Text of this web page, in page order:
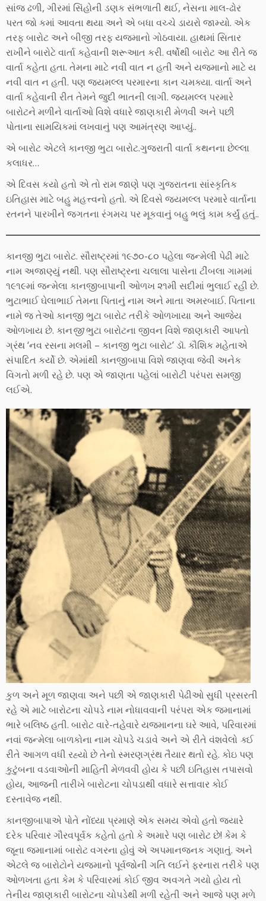
સાંજ ઢળી, ગીરમાં સિંહોની ડણક સંભળાતી થઈ, નેસના માલ-ઢોર
પરત જો કમાં આવતા થયા અને એ બધા વચ્ચે ડાયરો જામ્યો. એક
તરફ બારોટ અને બીજી તરફ યજમાનો ગોઠવાયા. હાથમાં સિતાર
રાખીને બારોટે વાર્તા કહેવાની શરૂઆત કરી. વર્ષોથી બારોટ આ રીતે જ
વાર્તા કહેતા હતા. તેમના માટે નવી વાત ન હતી અને યજમાનો માટે ય
નવી વાત ન હતી. પણ જયમલ્લ પરમારના કાન ચમક્યા. વાર્તા અને
વાર્તા કહેવાની રીત તેમને જુદી ભાતની લાગી. જયમલ્લ પરમારે
બારોટને મળીને વાર્તાઓ વિશે વધારે જાણકારી મેળવી અને પછી
પોતાના સામયિકમાં લખવાનું પણ આમંત્રણ આપ્યું..
એ બારોટ એટલે કાનજી ભુટા બારોટ.ગુજરાતી વાર્તા કથનના છેલ્લા
કલાધર…
એ દિવસ કયો હતો એ તો રામ જાણે પણ ગુજરાતના સાંસ્કૃતિક
ઇતિહાસ માટે બહુ મહત્ત્વનો હતો. એ દિવસે જયમલ્લ પરમારે વાર્તાના
રતનને પારખીને જગતના રંગમચ પર મૂકવાનું બહુ ભલું કામ કર્યું હતું..
કાનજી ભુટા બારોટ. સૌરાષ્ટ્રમાં ૧૯૭૦-૮૦ પહેલા જન્મેલી પેઢી માટે
નામ અજાણ્યું નથી. પણ સૌરાષ્ટ્રના ચલાલા પાસેના ટીંબલા ગામમાં
૧૯૧૯માં જન્મેલા કાનજીબાપાની ઓળખ ૨૧મી સદીમાં ભુલાઈ રહી છે.
ભુટાભાઈ ઘેલાભાઈ તેમના પિતાનું નામ અને માતા અમરબાઈ. પિતાના
નામે જ તેઓ કાનજી ભુટા બારોટ તરીકે ઓળખાયા અને આજેય
ઓળખાય છે. કાનજીભુટા બારોટના જીવન વિશે જાણકારી આપતો
ગ્રંથ ‘નવ રસના મલમી – કાનજી ભુટા બારોટ’ ડૉ. કૌશિક મહેતાએ
સંપાદિત કર્યો છે. એમાંથી કાનજીબાપા વિશે જાણવા જેવી અનેક
વિગતો મળી રહે છે. પણ એ જાણતા પહેલાં બારોટી પરંપરા સમજી
લઈએ.
કુળ અને મૂળ જાણવા અને પછી એ જાણકારી પેઢીઓ સુધી પ્રસરતી
રહે એ માટે બારોટના ચોપડે નામ નોધાવવાની પરંપરા એક જમાનામાં
ભારે બલિષ્ઠ હતી. બારોટ વારે-તહેવારે યજમાનના ઘરે આવે, પરિવારમાં
નવાં જન્મેલા બાળકોના નામ ચોપડે ચડાવે અને એ રીતે વંશવેલો કઈ
રીતે આગળ વધી રહ્યો છે તેનો સ્મરણગ્રંથ તૈયાર થતો રહે. કોઇ પણ
કુટુંબના વડવાઓની માહિતી મેળવવી હોય કે પછી ઇતિહાસ તપાસવો
હોય, આજની તારીખે બારોટના ચોપડાથી વધારે સત્તાવાર કોઈ
દસ્તાવેજ નથી.
કાનજીબાપાએ પોતે નોંધ્યા પ્રમાણે એક સમય એવો હતો જ્યારે
દરેક પરિવાર ગૌરવપૂર્વક કહેતો હતો કે અમારે પણ બારોટ છે! કેમ કે
જૂના જમાનામાં બારોટ વગરના હોવું એ અપમાનજનક ગણાતું. અને
એટલે જ બારોટોને યજમાનો પૂર્વજોની ગતિ લઈને ફરનારા તરીકે પણ
ઓળખતા હતા કેમ કે પરિવારમાં કોઈ જીવ અવગતે ગયો હોય તો
તેનીય જાણકારી બારોટના ચોપડેથી મળી રહેતી અને આજે પણ મળે